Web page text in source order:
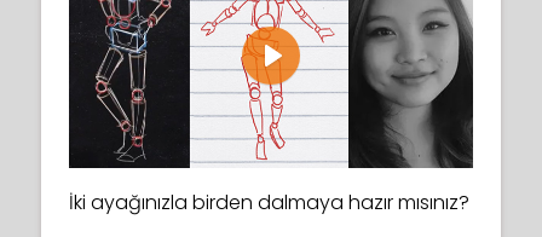
Play
İki ayağınızla birden dalmaya hazır mısınız?